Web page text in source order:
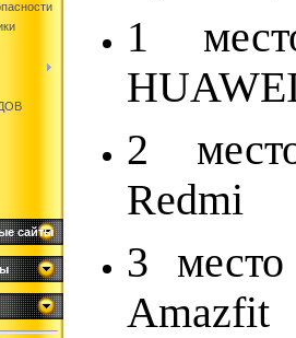
сайты
1
2️
Redmi
3️
Amazfit